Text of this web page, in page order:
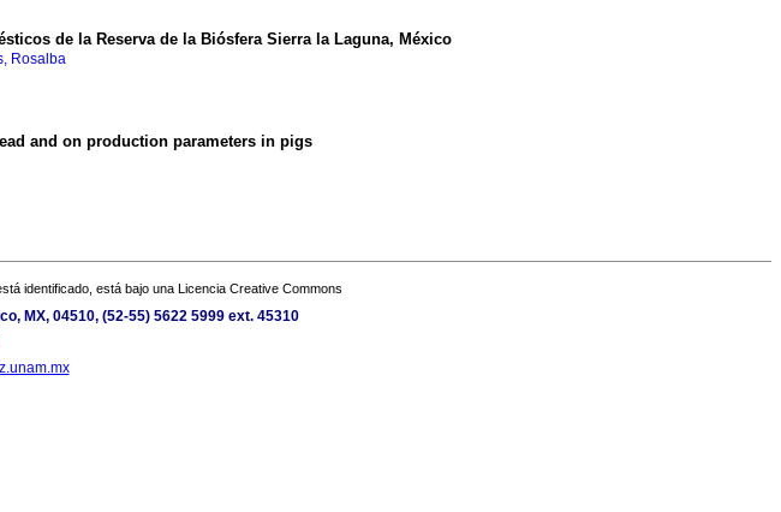
de la Reserva de la Biósfera Sierra la Laguna, México
Rosalba
and on production parameters in pigs
identificado, está bajo una Licencia Creative Commons
MX, 04510, (52-55) 5622 5999 ext. 45310